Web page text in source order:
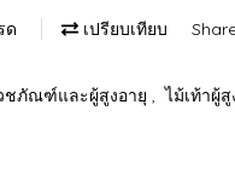
ด เปรียบเทียบ
ชภัณฑ์และผู้สูงอายุ ไม้เท้าผู้สู